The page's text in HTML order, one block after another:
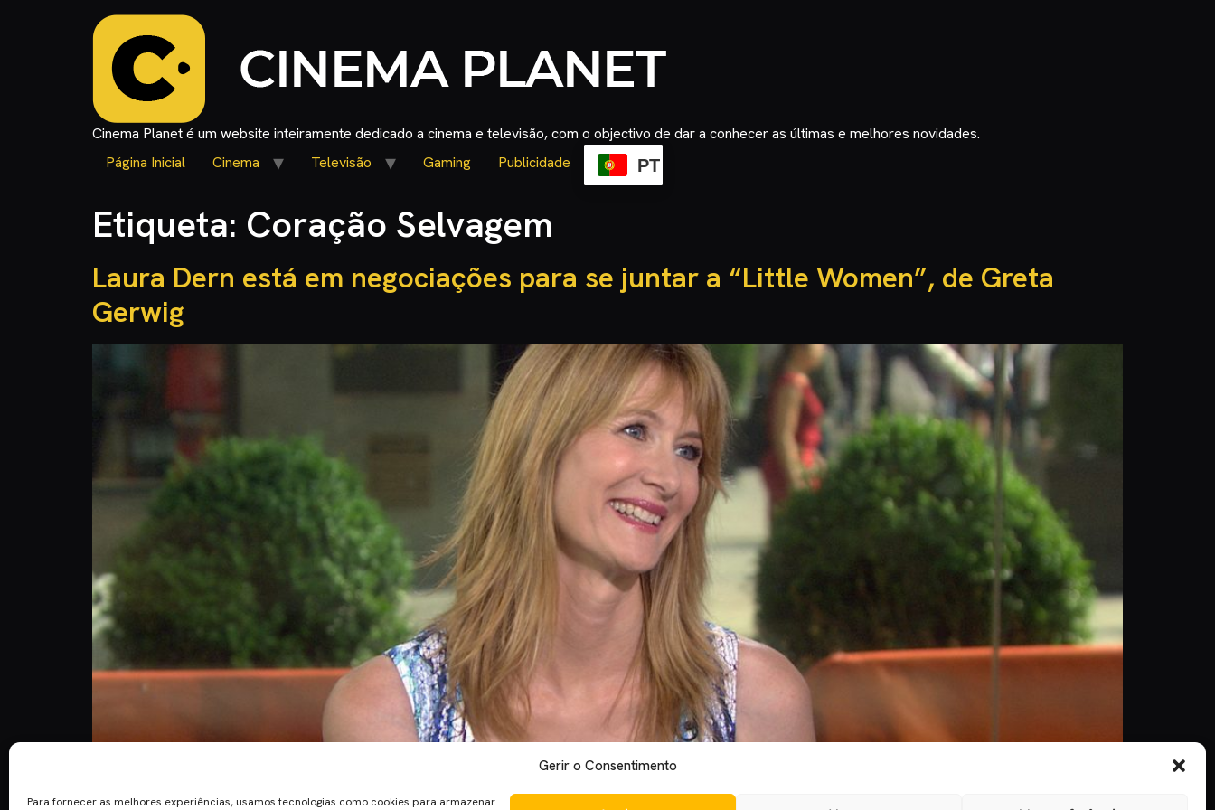
Gerir o Consentimento
Para fornecer as melhores experiências, usamos tecnologias como cookies para armazenar
Cinema Planet é um website inteiramente dedicado a cinema e televisão, com o objectivo de dar a conhecer as últimas e melhores novidades.
Página Inicial
Cinema Televisão Gaming Publicidade PT
Etiqueta: Coração Selvagem
Laura Dern está em negociações para se juntar a “Little Women”, de Greta
Gerwig